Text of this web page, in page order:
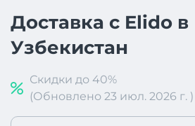
Доставка с Elido в
Узбекистан
Скидки до 40%
(Обновлено 23 июл. 2026 г. )